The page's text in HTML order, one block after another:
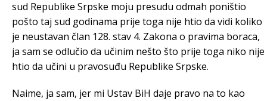
sud Republike Srpske moju presudu odmah poništio
pošto taj sud godinama prije toga nije htio da vidi koliko
je neustavan član 128. stav 4. Zakona o pravima boraca,
ja sam se odlučio da učinim nešto što prije toga niko nije
htio da učini u pravosuđu Republike Srpske.
Naime, ja sam, jer mi Ustav BiH daje pravo na to kao